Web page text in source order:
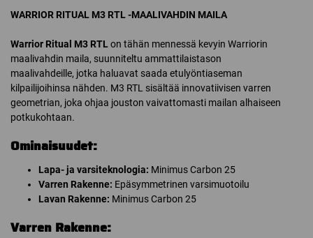
WARRIOR RITUAL M3 RTL -MAALIVAHDIN MAILA
Warrior Ritual M3 RTLon tähän mennessä kevyin Warriorin
maalivahdin maila, suunniteltu ammattilaistason
maalivahdeille, jotka haluavat saada etulyöntiaseman
kilpailijoihinsa nähden. M3 RTL sisältää innovatiivisen varren
geometrian, joka ohjaa jouston vaivattomasti mailan alhaiseen
potkukohtaan.
Ominaisuudet:
Lapa- ja varsiteknologia: Minimus Carbon 25
Varren Rakenne: Epäsymmetrinen varsimuotoilu
Lavan Rakenne: Minimus Carbon 25
Varren Rakenne: